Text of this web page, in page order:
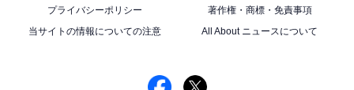
プライバシーポリシー
著作権・商標・免責事項
当サイトの情報についての注意
All About ニュースについて